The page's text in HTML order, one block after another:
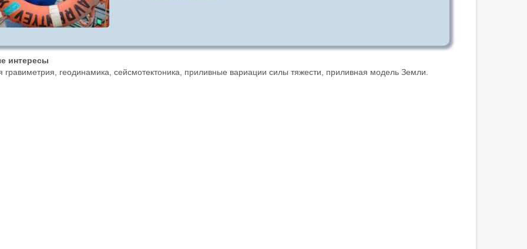
интересы
гравиметрия, геодинамика, сейсмотектоника, приливные вариации силы тяжести, приливная модель Земли.